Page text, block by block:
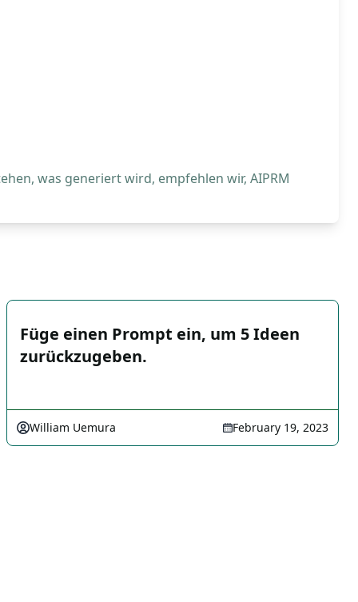
was generiert wird, empfehlen wir, AIPRM
Füge einen Prompt ein, um 5 Ideen
zurückzugeben.
William Uemura February 19, 2023